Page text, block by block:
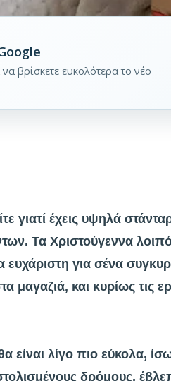
βρίσκετε ευκολότερα το νέο
έχεις υψηλά
Τα Χριστούγεννα
για σένα
μαγαζιά, και κυρίως τις
λίγο πιο εύκολα,
δρόμους,